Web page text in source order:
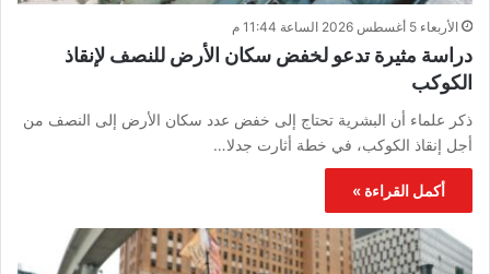
الأربعاء 5 أغسطس 2026 الساعة 11:44 م
دراسة مثيرة تدعو لخفض سكان الأرض للنصف لإنقاذ
الكوكب
ذكر علماء أن البشرية تحتاج إلى خفض عدد سكان الأرض إلى النصف من
أجل إنقاذ الكوكب، في خطة أثارت جدلا…
أكمل القراءة »